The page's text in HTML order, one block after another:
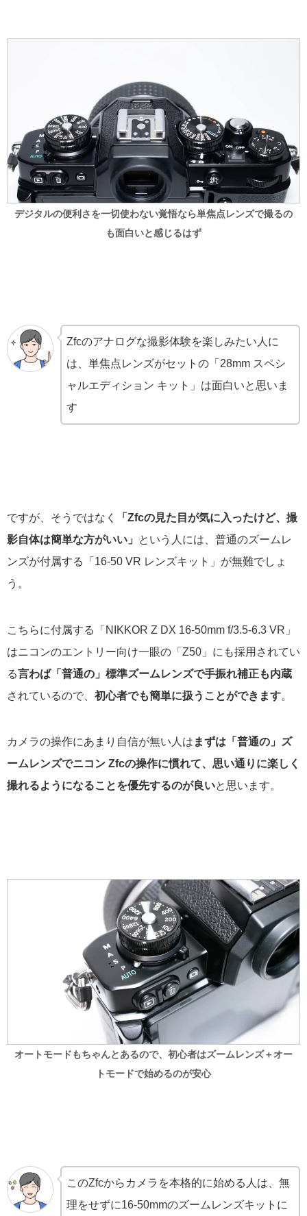
デジタルの便利さを一切使わない覚悟なら単焦点レンズで撮るの
も面白いと感じるはず
Zfcのアナログな撮影体験を楽しみたい人に
は、単焦点レンズがセットの「28mm スペシ
ャルエディション キット」は面白いと思いま
す
ですが、そうではなく
「Zfcの見た目が気に入ったけど、撮
影自体は簡単な方がいい」
という人には、普通のズームレ
ンズが付属する「16-50 VR レンズキット」が無難でしょ
う。
こちらに付属する「NIKKOR Z DX 16-50mm f/3.5-6.3 VR」
はニコンのエントリー向け一眼の「Z50」にも採用されてい
る言わば「普通の」標準ズームレンズで手振れ補正も内蔵
されているので、 初心者でも簡単に扱うことができます。
カメラの操作にあまり自信が無い人は まずは「普通の」ズ
ームレンズでニコン Zfcの操作に慣れて、思い通りに楽しく
撮れるようになることを優先するのが良いと思います。
オートモードもちゃんとあるので、初心者はズームレンズ＋オー
トモードで始めるのが安心
このZfcからカメラを本格的に始める人は、無
理をせずに16-50mmのズームレンズキットに